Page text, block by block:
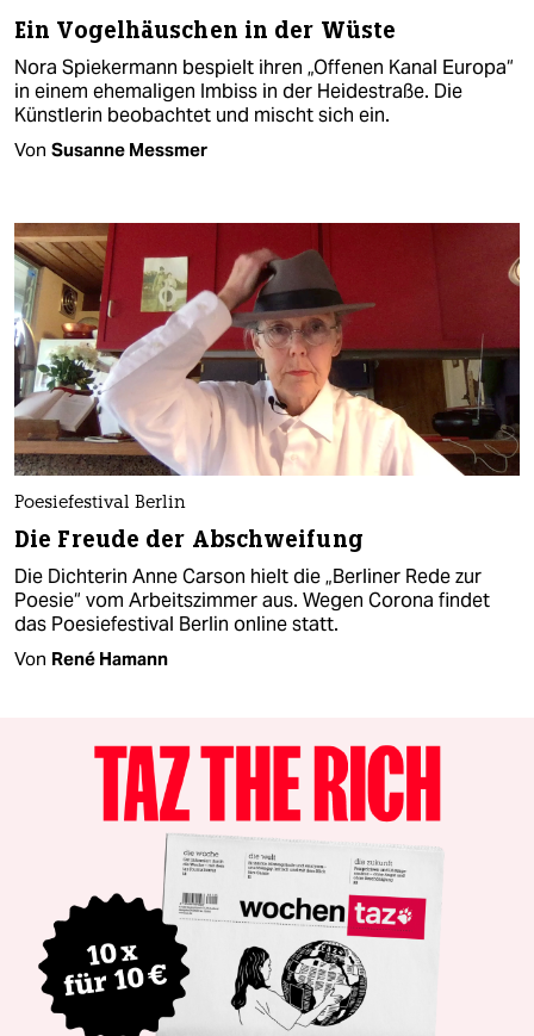
Ein Vogelhäuschen in der Wüste
Nora Spiekermann bespielt ihren „Offenen Kanal Europa“
in einem ehemaligen Imbiss in der Heidestraße. Die
Künstlerin beobachtet und mischt sich ein.
Von Susanne Messmer
Poesiefestival Berlin
Die Freude der Abschweifung
Die Dichterin Anne Carson hielt die „Berliner Rede zur
Poesie“ vom Arbeitszimmer aus. Wegen Corona findet
das Poesiefestival Berlin online statt.
Von René Hamann